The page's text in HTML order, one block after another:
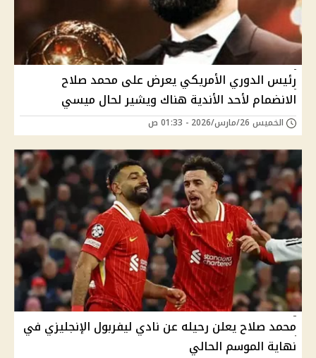
رئيس الدوري الأمريكي يعرض على محمد صلاح
الانضمام لأحد الأندية هناك ويشير لحال ميسي
الخميس 26/مارس/2026 - 01:33 ص
محمد صلاح يعلن رحيله عن نادي ليفربول الإنجليزي في
نهاية الموسم الحالي